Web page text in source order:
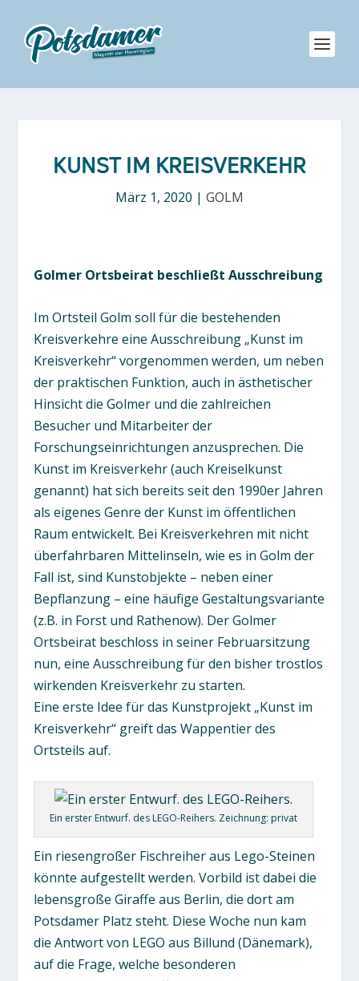
KUNST IM KREISVERKEHR
März 1, 2020 | GOLM
Golmer Ortsbeirat beschließt Ausschreibung
Im Ortsteil Golm soll für die bestehenden
Kreisverkehre eine Ausschreibung „Kunst im
Kreisverkehr“ vorgenommen werden, um neben
der praktischen Funktion, auch in ästhetischer
Hinsicht die Golmer und die zahlreichen
Besucher und Mitarbeiter der
Forschungseinrichtungen anzusprechen. Die
Kunst im Kreisverkehr (auch Kreiselkunst
genannt) hat sich bereits seit den 1990er Jahren
als eigenes Genre der Kunst im öffentlichen
Raum entwickelt. Bei Kreisverkehren mit nicht
überfahrbaren Mittelinseln, wie es in Golm der
Fall ist, sind Kunstobjekte – neben einer
Bepflanzung – eine häufige Gestaltungsvariante
(z.B. in Forst und Rathenow). Der Golmer
Ortsbeirat beschloss in seiner Februarsitzung
nun, eine Ausschreibung für den bisher trostlos
wirkenden Kreisverkehr zu starten.
Eine erste Idee für das Kunstprojekt „Kunst im
Kreisverkehr“ greift das Wappentier des
Ortsteils auf.
Ein erster Entwurf. des LEGO-Reihers. Zeichnung: privat
Ein riesengroßer Fischreiher aus Lego-Steinen
könnte aufgestellt werden. Vorbild ist dabei die
lebensgroße Giraffe aus Berlin, die dort am
Potsdamer Platz steht. Diese Woche nun kam
die Antwort von LEGO aus Billund (Dänemark),
auf die Frage, welche besonderen